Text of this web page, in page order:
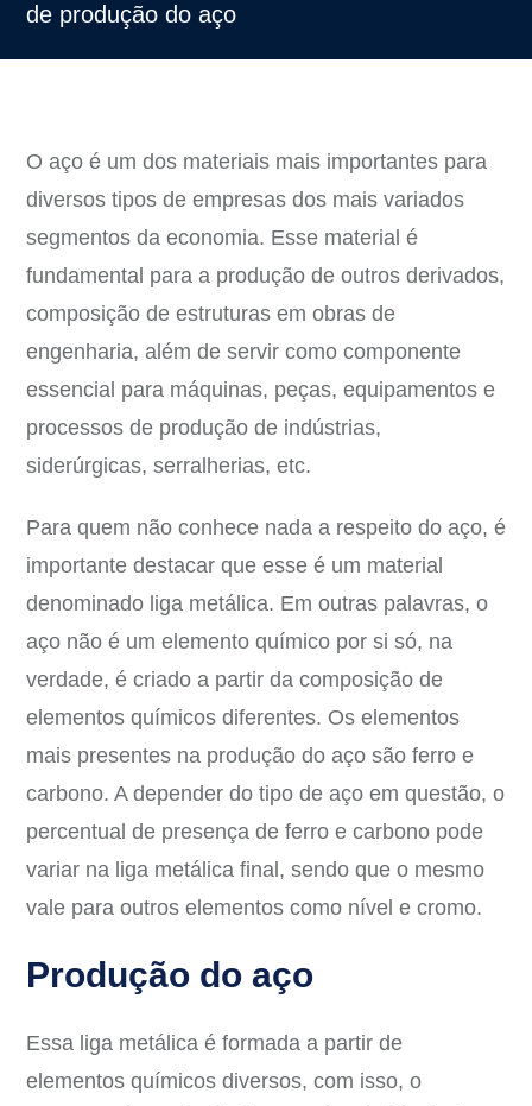
de produção do aço
O aço é um dos materiais mais importantes para
diversos tipos de empresas dos mais variados
segmentos da economia. Esse material é
fundamental para a produção de outros derivados,
composição de estruturas em obras de
engenharia, além de servir como componente
essencial para máquinas, peças, equipamentos e
processos de produção de indústrias,
siderúrgicas, serralherias, etc.
Para quem não conhece nada a respeito do aço, é
importante destacar que esse é um material
denominado liga metálica. Em outras palavras, o
aço não é um elemento químico por si só, na
verdade, é criado a partir da composição de
elementos químicos diferentes. Os elementos
mais presentes na produção do aço são ferro e
carbono. A depender do tipo de aço em questão, o
percentual de presença de ferro e carbono pode
variar na liga metálica final, sendo que o mesmo
vale para outros elementos como nível e cromo.
Produção do aço
Essa liga metálica é formada a partir de
elementos químicos diversos, com isso, o